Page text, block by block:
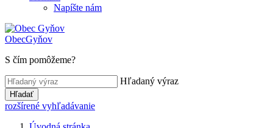
Napíšte nám
ObecGyňov
S čím pomôžeme?
Hľadaný výraz
Hľadať
rozšírené vyhľadávanie